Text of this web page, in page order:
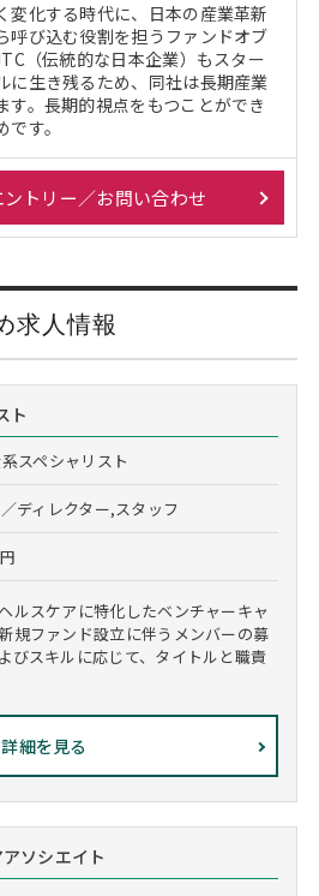
変化する時代に、日本の産業革新
呼び込む役割を担うファンドオブ
（伝統的な日本企業）もスター
に生き残るため、同社は長期産業
す。長期的視点をもつことができ
す。
トリー／お問い合わせ
求人情報
ト
スペシャリスト
ディレクター,スタッフ
ルスケアに特化したベンチャーキャ
規ファンド設立に伴うメンバーの募
びスキルに応じて、タイトルと職責
詳細を見る
ソシエイト